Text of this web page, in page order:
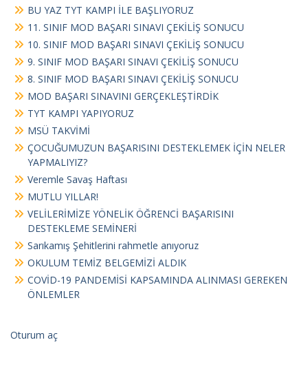
BU YAZ TYT KAMPI İLE BAŞLIYORUZ
11. SINIF MOD BAŞARI SINAVI ÇEKİLİŞ SONUCU
10. SINIF MOD BAŞARI SINAVI ÇEKİLİŞ SONUCU
9. SINIF MOD BAŞARI SINAVI ÇEKİLİŞ SONUCU
8. SINIF MOD BAŞARI SINAVI ÇEKİLİŞ SONUCU
MOD BAŞARI SINAVINI GERÇEKLEŞTİRDİK
TYT KAMPI YAPIYORUZ
MSÜ TAKVİMİ
ÇOCUĞUMUZUN BAŞARISINI DESTEKLEMEK İÇİN NELER
YAPMALIYIZ?
Veremle Savaş Haftası
MUTLU YILLAR!
VELİLERİMİZE YÖNELİK ÖĞRENCİ BAŞARISINI
DESTEKLEME SEMİNERİ
Sarıkamış Şehitlerini rahmetle anıyoruz
OKULUM TEMİZ BELGEMİZİ ALDIK
COVİD-19 PANDEMİSİ KAPSAMINDA ALINMASI GEREKEN
ÖNLEMLER
Oturum aç